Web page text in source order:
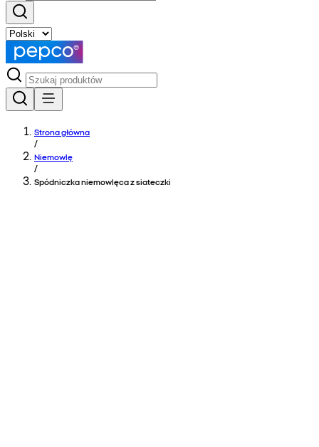
Strona główna
/
Niemowlę
/
Spódniczka niemowlęca z siateczki